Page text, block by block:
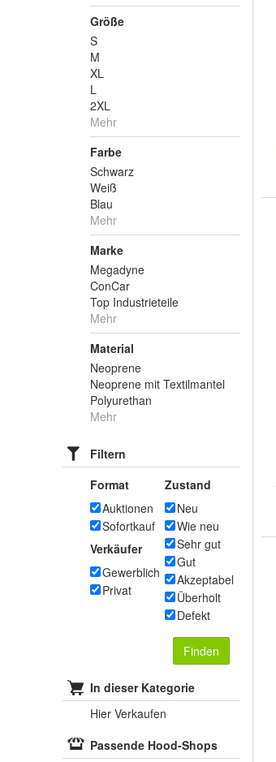
Größe
S
M
XL
L
2XL
Mehr
Farbe
Schwarz
Weiß
Blau
Mehr
Marke
Megadyne
ConCar
Top Industrieteile
Mehr
Material
Neoprene
Neoprene mit Textilmantel
Polyurethan
Mehr
Filtern
Format
Auktionen
Sofortkauf
Verkäufer
Gewerblich
Privat
Zustand
Neu
Wie neu
Sehr gut
Gut
Akzeptabel
Überholt
Defekt
Finden
In dieser Kategorie
Hier Verkaufen
Passende Hood-Shops